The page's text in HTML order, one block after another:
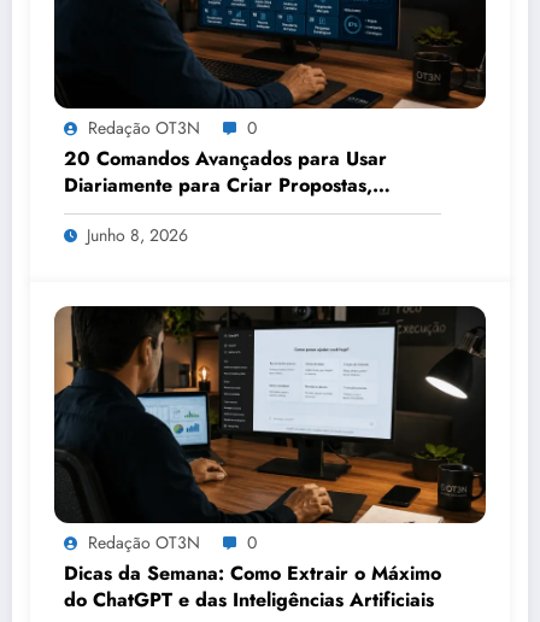
Redação OT3N 0
20 Comandos Avançados para Usar
Diariamente para Criar Propostas,
Apresentações, Relatórios e Análises em
Minutos
Junho 8, 2026
Redação OT3N 0
Dicas da Semana: Como Extrair o Máximo
do ChatGPT e das Inteligências Artificiais